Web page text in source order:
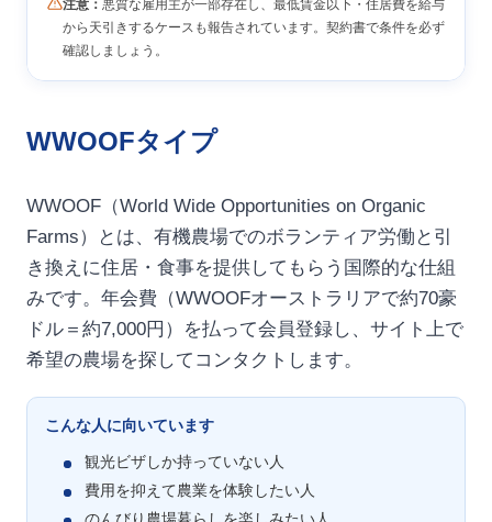
注意： 悪質な雇用主が一部存在し、最低賃金以下・住居費を給与
から天引きするケースも報告されています。契約書で条件を必ず
確認しましょう。
WWOOFタイプ
WWOOF（World Wide Opportunities on Organic
Farms）とは、有機農場でのボランティア労働と引
き換えに住居・食事を提供してもらう国際的な仕組
みです。年会費（WWOOFオーストラリアで約70豪
ドル＝約7,000円）を払って会員登録し、サイト上で
希望の農場を探してコンタクトします。
こんな人に向いています
観光ビザしか持っていない人
費用を抑えて農業を体験したい人